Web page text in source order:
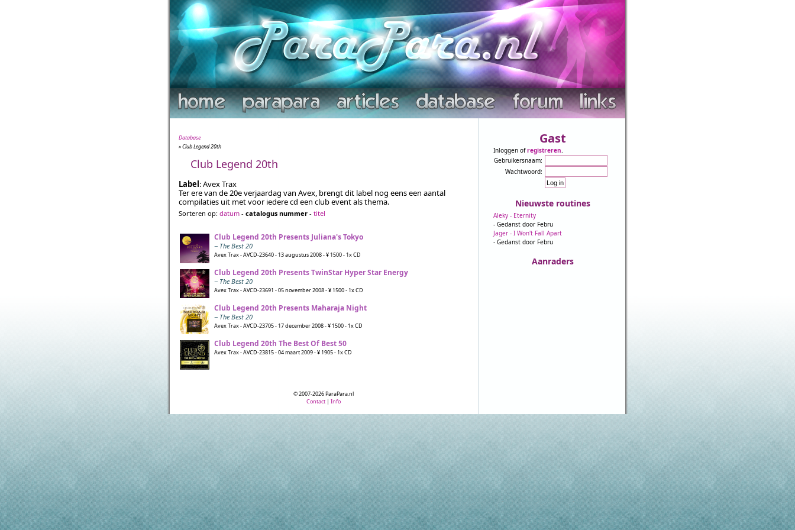
Database
» Club Legend 20th
Club Legend 20th
Label: Avex Trax
Ter ere van de 20e verjaardag van Avex, brengt dit label nog eens een aantal
compilaties uit met voor iedere cd een club event als thema.
Sorteren op: datum - catalogus nummer - titel
Club Legend 20th Presents Juliana's Tokyo
− The Best 20
Avex Trax - AVCD-23640 - 13 augustus 2008 - ¥ 1500 - 1x CD
Club Legend 20th Presents TwinStar Hyper Star Energy
− The Best 20
Avex Trax - AVCD-23691 - 05 november 2008 - ¥ 1500 - 1x CD
Club Legend 20th Presents Maharaja Night
− The Best 20
Avex Trax - AVCD-23705 - 17 december 2008 - ¥ 1500 - 1x CD
Club Legend 20th The Best Of Best 50
Avex Trax - AVCD-23815 - 04 maart 2009 - ¥ 1905 - 1x CD
Gast
Inloggen ofregistreren.
Gebruikersnaam:
Wachtwoord:
Nieuwste routines
Aleky - Eternity
- Gedanst door Febru
Jager - I Won't Fall Apart
- Gedanst door Febru
Aanraders
© 2007-2026 ParaPara.nl
Contact | Info